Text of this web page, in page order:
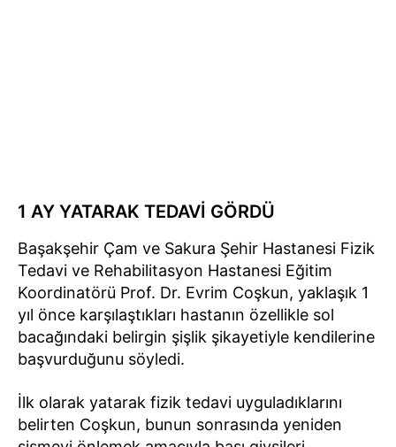
1 AY YATARAK TEDAVİ GÖRDÜ
Başakşehir Çam ve Sakura Şehir Hastanesi Fizik
Tedavi ve Rehabilitasyon Hastanesi Eğitim
Koordinatörü Prof. Dr. Evrim Coşkun, yaklaşık 1
yıl önce karşılaştıkları hastanın özellikle sol
bacağındaki belirgin şişlik şikayetiyle kendilerine
başvurduğunu söyledi.
İlk olarak yatarak fizik tedavi uyguladıklarını
belirten Coşkun, bunun sonrasında yeniden